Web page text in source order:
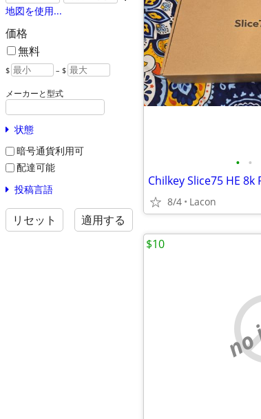
地図を使用...
価格
無料
$ – $
メーカーと型式
状態
暗号通貨利用可
配達可能
投稿言語
リセット 適用する
• •
Chilkey Slice75 HE
8/4 Lacon
$10